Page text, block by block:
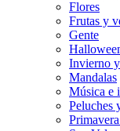
Flores
Frutas y
Gente
Invierno
Mandalas
Música e
Peluches